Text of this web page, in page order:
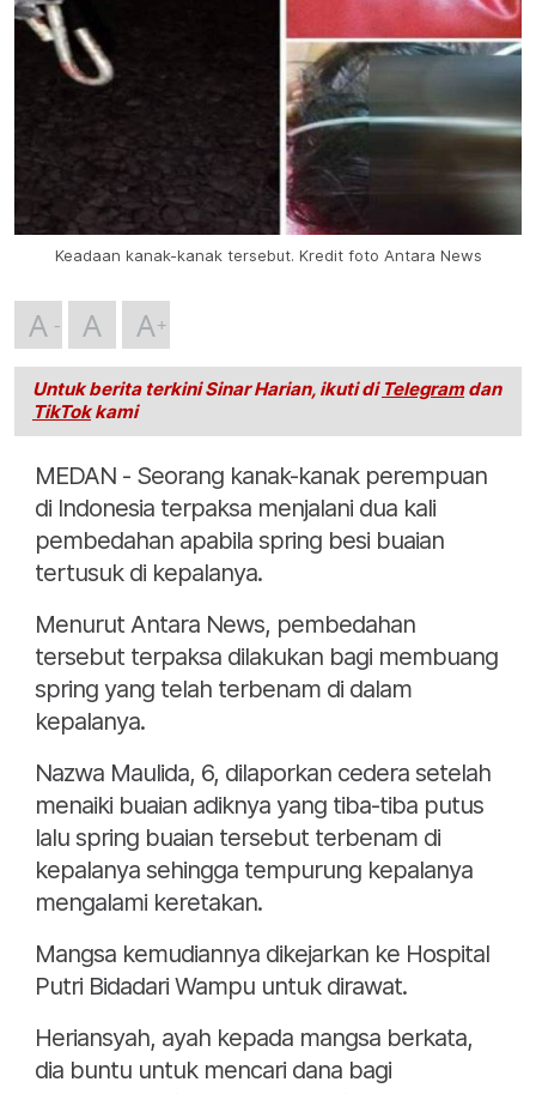
Keadaan kanak-kanak tersebut. Kredit foto Antara News
A A A
Untuk berita terkini Sinar Harian, ikuti di Telegramdan
TikTokkami
MEDAN - Seorang kanak-kanak perempuan
di Indonesia terpaksa menjalani dua kali
pembedahan apabila spring besi buaian
tertusuk di kepalanya.
Menurut Antara News, pembedahan
tersebut terpaksa dilakukan bagi membuang
spring yang telah terbenam di dalam
kepalanya.
Nazwa Maulida, 6, dilaporkan cedera setelah
menaiki buaian adiknya yang tiba-tiba putus
lalu spring buaian tersebut terbenam di
kepalanya sehingga tempurung kepalanya
mengalami keretakan.
Mangsa kemudiannya dikejarkan ke Hospital
Putri Bidadari Wampu untuk dirawat.
Heriansyah, ayah kepada mangsa berkata,
dia buntu untuk mencari dana bagi